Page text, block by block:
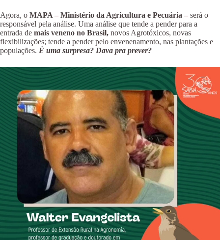
Agora, o MAPA – Ministério da Agricultura e Pecuária – será o
responsável pela análise. Uma análise que tende a pender para a
entrada de mais veneno no Brasil, novos Agrotóxicos, novas
flexibilizações; tende a pender pelo envenenamento, nas plantações e
populações. É uma surpresa? Dava pra prever?